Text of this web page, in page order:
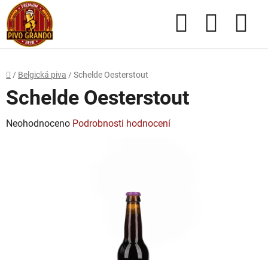
Přejít
na
obsah
Hledat
NÁKUPNÍ
Domů
/ Belgická piva / Schelde Oesterstout
Schelde Oesterstout
Průměrné
Neohodnoceno Podrobnosti hodnocení